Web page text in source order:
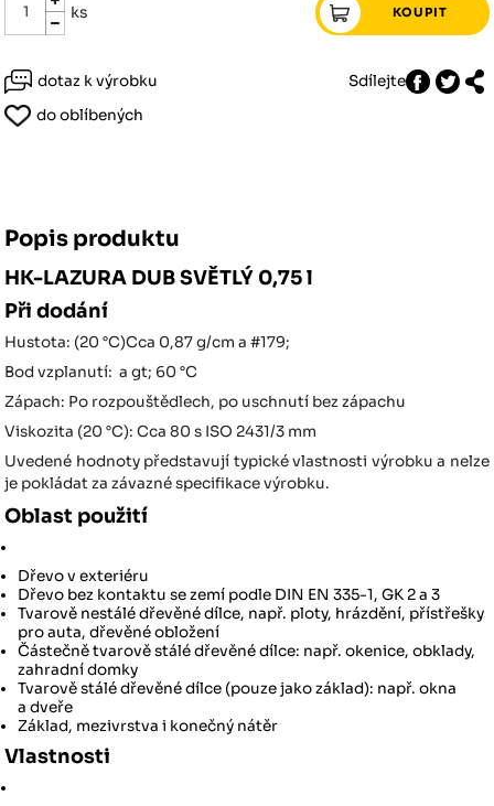
ks
dotaz k výrobku
Sdílejte
do oblíbených
Popis produktu
HK-LAZURA DUB SVĚTLÝ 0,75 l
Při dodání
Hustota: (20 °C)Cca 0,87 g/cm a #179;
Bod vzplanutí: a gt; 60 °C
Zápach: Po rozpouštědlech, po uschnutí bez zápachu
Viskozita (20 °C): Cca 80 s ISO 2431/3 mm
Uvedené hodnoty představují typické vlastnosti výrobku a nelze
je pokládat za závazné specifikace výrobku.
Oblast použití
Dřevo v exteriéru
Dřevo bez kontaktu se zemí podle DIN EN 335-1, GK 2 a 3
Tvarově nestálé dřevěné dílce, např. ploty, hrázdění, přístřešky
pro auta, dřevěné obložení
Částečně tvarově stálé dřevěné dílce: např. okenice, obklady,
zahradní domky
Tvarově stálé dřevěné dílce (pouze jako základ): např. okna
a dveře
Základ, mezivrstva i konečný nátěr
Vlastnosti